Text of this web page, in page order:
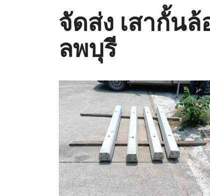
จัดส่ง เสากั้น
ลพบุรี